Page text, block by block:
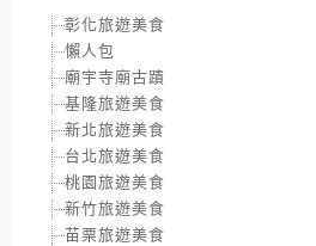
彰化旅遊美食
懶人包
廟宇寺廟古蹟
基隆旅遊美食
新北旅遊美食
台北旅遊美食
桃園旅遊美食
新竹旅遊美食
苗栗旅遊美食